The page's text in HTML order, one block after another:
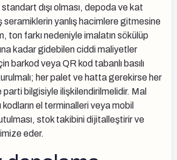
standart dışı olması, depoda ve kat
seramiklerin yanlış hacimlere gitmesine
ton farkı nedeniyle imalatın sökülüp
kadar gidebilen ciddi maliyetler
barkod veya QR kod tabanlı basılı
her palet ve hatta gerekirse her
parti bilgisiyle ilişkilendirilmelidir. Mal
kodların el terminalleri veya mobil
stok takibini dijitalleştirir ve
eder.